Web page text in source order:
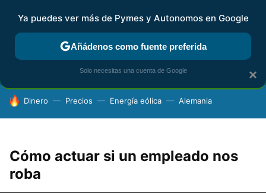
FISCALIDAD Y CONTABILIDAD KIT DIGITAL RENTA
HOY SE HABLA DE
Dinero Precios Energía eólica Alemania
Cómo actuar si un empleado nos
roba
×
Ya puedes ver más de Pymes y Autonomos en Google
Añádenos como fuente preferida
Solo necesitas una cuenta de Google